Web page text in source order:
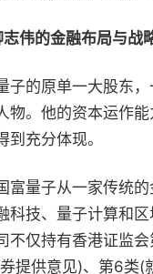
伟的金融布局与战
子的原单一大股东
物。他的资本运作
充分体现。
富量子从一家传统
科技、量子计算和
不仅持有香港证监
提供意见)、第6类(